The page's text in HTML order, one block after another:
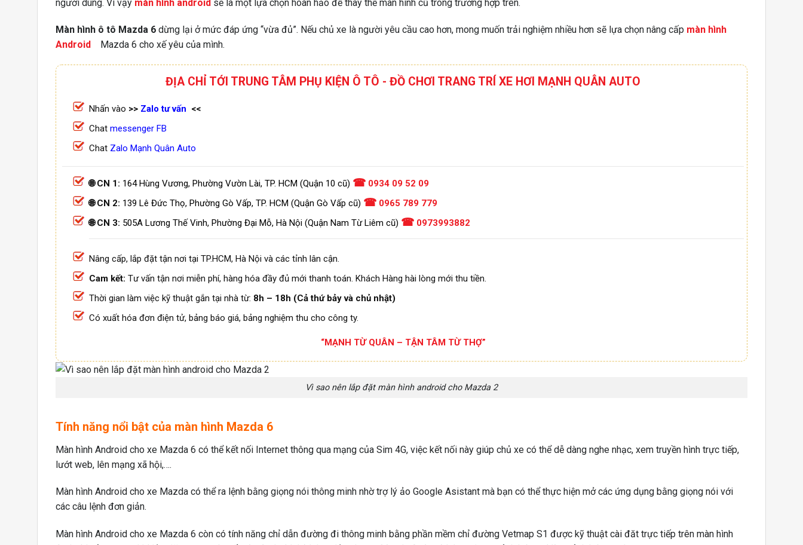
người dùng. Vì vậy màn hình android sẽ là một lựa chọn hoàn hảo để thay thế màn hình cũ trong trường hợp trên.
Màn hình ô tô Mazda 6 dừng lại ở mức đáp ứng “vừa đủ”. Nếu chủ xe là người yêu cầu cao hơn, mong muốn trải nghiệm nhiều hơn sẽ lựa chọn nâng cấp màn hình
Android
Mazda 6 cho xế yêu của mình.
ĐỊA CHỈ TỚI TRUNG TÂM PHỤ KIỆN Ô TÔ - ĐỒ CHƠI TRANG TRÍ XE HƠI MẠNH QUÂN AUTO
Nhấn vào >> Zalo tư vấn <<
Chat messenger FB
Chat Zalo Mạnh Quân Auto
🌐 CN 1: 164 Hùng Vương, Phường Vườn Lài, TP. HCM (Quận 10 cũ) ☎ 0934 09 52 09
🌐 CN 2: 139 Lê Đức Thọ, Phường Gò Vấp, TP. HCM (Quận Gò Vấp cũ) ☎ 0965 789 779
🌐 CN 3: 505A Lương Thế Vinh, Phường Đại Mỗ, Hà Nội (Quận Nam Từ Liêm cũ) ☎ 0973993882
Nâng cấp, lắp đặt tận nơi tại TP.HCM, Hà Nội và các tỉnh lân cận.
Cam kết: Tư vấn tận nơi miễn phí, hàng hóa đầy đủ mới thanh toán. Khách Hàng hài lòng mới thu tiền.
Thời gian làm việc kỹ thuật gắn tại nhà từ: 8h – 18h (Cả thứ bảy và chủ nhật)
Có xuất hóa đơn điện tử, bảng báo giá, bảng nghiệm thu cho công ty.
“MẠNH TỪ QUÂN – TẬN TÂM TỪ THỢ”
Vì sao nên lắp đặt màn hình android cho Mazda 2
Tính năng nổi bật của màn hình Mazda 6
Màn hình Android cho xe Mazda 6 có thể kết nối Internet thông qua mạng của Sim 4G, việc kết nối này giúp chủ xe có thể dễ dàng nghe nhạc, xem truyền hình trực tiếp,
lướt web, lên mạng xã hội,….
Màn hình Android cho xe Mazda có thể ra lệnh bằng giọng nói thông minh nhờ trợ lý ảo Google Asistant mà bạn có thể thực hiện mở các ứng dụng bằng giọng nói với
các câu lệnh đơn giản.
Màn hình Android cho xe Mazda 6 còn có tính năng chỉ dẫn đường đi thông minh bằng phần mềm chỉ đường Vetmap S1 được kỹ thuật cài đăt trực tiếp trên màn hình